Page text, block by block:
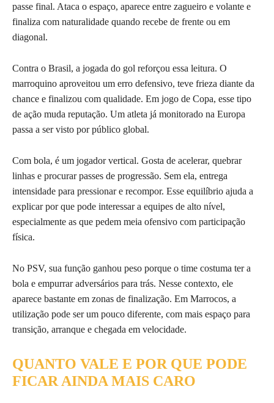
passe final. Ataca o espaço, aparece entre zagueiro e volante e
finaliza com naturalidade quando recebe de frente ou em
diagonal.
Contra o Brasil, a jogada do gol reforçou essa leitura. O
marroquino aproveitou um erro defensivo, teve frieza diante da
chance e finalizou com qualidade. Em jogo de Copa, esse tipo
de ação muda reputação. Um atleta já monitorado na Europa
passa a ser visto por público global.
Com bola, é um jogador vertical. Gosta de acelerar, quebrar
linhas e procurar passes de progressão. Sem ela, entrega
intensidade para pressionar e recompor. Esse equilíbrio ajuda a
explicar por que pode interessar a equipes de alto nível,
especialmente as que pedem meia ofensivo com participação
física.
No PSV, sua função ganhou peso porque o time costuma ter a
bola e empurrar adversários para trás. Nesse contexto, ele
aparece bastante em zonas de finalização. Em Marrocos, a
utilização pode ser um pouco diferente, com mais espaço para
transição, arranque e chegada em velocidade.
QUANTO VALE E POR QUE PODE
FICAR AINDA MAIS CARO